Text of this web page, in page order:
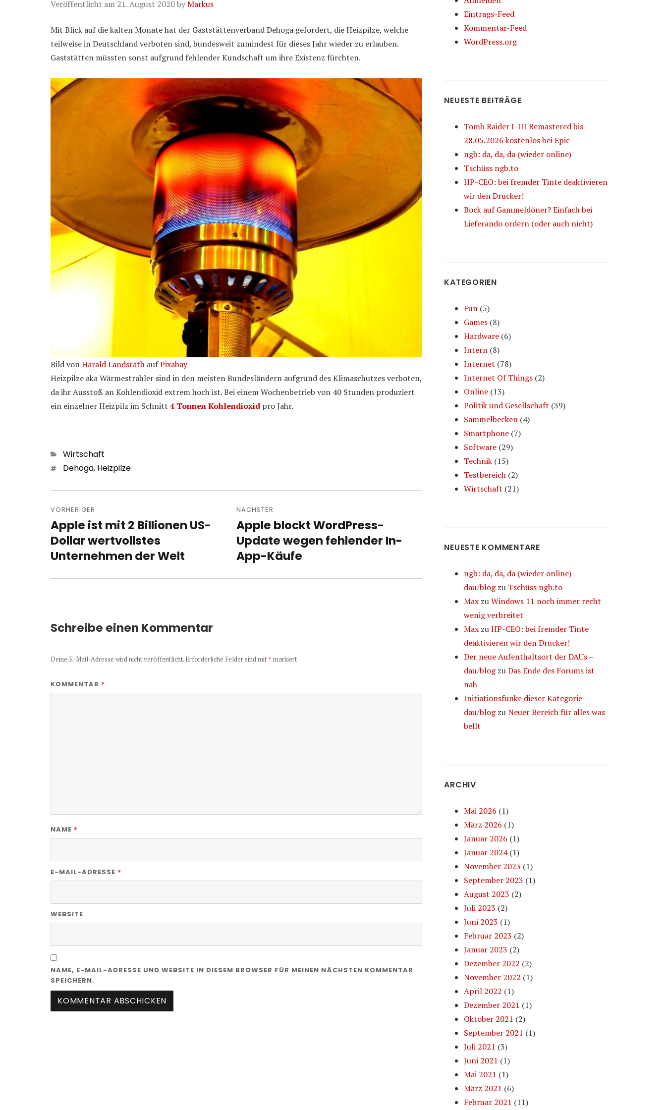
Veröffentlicht am 21. August 2020byMarkus
Mit Blick auf die kalten Monate hat der Gaststättenverband Dehoga gefordert, die Heizpilze, welche
teilweise in Deutschland verboten sind, bundesweit zumindest für dieses Jahr wieder zu erlauben.
Gaststätten müssten sonst aufgrund fehlender Kundschaft um ihre Existenz fürchten.
Bild vonHarald Landsrath aufPixabay
Heizpilze aka Wärmestrahler sind in den meisten Bundesländern aufgrund des Klimaschutzes verboten,
da ihr Ausstoß an Kohlendioxid extrem hoch ist. Bei einem Wochenbetrieb von 40 Stunden produziert
ein einzelner Heizpilz im Schnitt 4 Tonnen Kohlendioxid pro Jahr.
Kategorien
Wirtschaft
Schlagwörter
Dehoga, Heizpilze
Beitragsnavigation
VORHERIGER
Vorheriger
Beitrag:
Apple ist mit 2 Billionen US-
Dollar wertvollstes
Unternehmen der Welt
NÄCHSTER
Nächster
Beitrag:
Apple blockt WordPress-
Update wegen fehlender In-
App-Käufe
Schreibe einen Kommentar
Deine E-Mail-Adresse wird nicht veröffentlicht. Erforderliche Felder sind mit * markiert
KOMMENTAR *
NAME *
E-MAIL-ADRESSE *
WEBSITE
NAME, E-MAIL-ADRESSE UND WEBSITE IN DIESEM BROWSER FÜR MEINEN NÄCHSTEN KOMMENTAR
SPEICHERN.
Eintrags-Feed
Kommentar-Feed
WordPress.org
NEUESTE BEITRÄGE
Tomb Raider I-III Remastered bis
28.05.2026 kostenlos bei Epic
ngb: da, da, da (wieder online)
Tschüss ngb.to
HP-CEO: bei fremder Tinte deaktivieren
wir den Drucker!
Bock auf Gammeldöner? Einfach bei
Lieferando ordern (oder auch nicht)
KATEGORIEN
Fun (5)
Games (8)
Hardware (6)
Intern (8)
Internet (78)
Internet Of Things (2)
Online (13)
Politik und Gesellschaft (39)
Sammelbecken (4)
Smartphone (7)
Software (29)
Technik (15)
Testbereich (2)
Wirtschaft (21)
NEUESTE KOMMENTARE
ngb: da, da, da (wieder online) –
dau/blogzu Tschüss ngb.to
Max zuWindows 11 noch immer recht
wenig verbreitet
Max zuHP-CEO: bei fremder Tinte
deaktivieren wir den Drucker!
Der neue Aufenthaltsort der DAUs –
dau/blogzuDas Ende des Forums ist
nah
Initiationsfunke dieser Kategorie –
dau/blogzuNeuer Bereich für alles was
bellt
ARCHIV
Mai 2026 (1)
März 2026 (1)
Januar 2026 (1)
Januar 2024(1)
November 2023 (1)
September 2023 (1)
August 2023 (2)
Juli 2023 (2)
Juni 2023 (1)
Februar 2023 (2)
Januar 2023 (2)
Dezember 2022 (2)
November 2022 (1)
April 2022 (1)
Dezember 2021 (1)
Oktober 2021 (2)
September 2021 (1)
Juli 2021 (3)
Juni 2021 (1)
Mai 2021 (1)
März 2021 (6)
Februar 2021 (11)